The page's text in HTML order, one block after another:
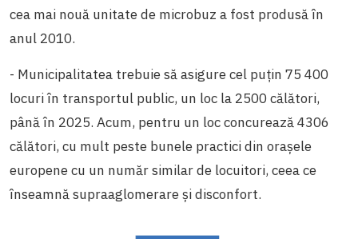
cea mai nouă unitate de microbuz a fost produsă în
anul 2010.
- Municipalitatea trebuie să asigure cel puțin 75 400
locuri în transportul public, un loc la 2500 călători,
până în 2025. Acum, pentru un loc concurează 4306
călători, cu mult peste bunele practici din orașele
europene cu un număr similar de locuitori, ceea ce
înseamnă supraaglomerare și disconfort.